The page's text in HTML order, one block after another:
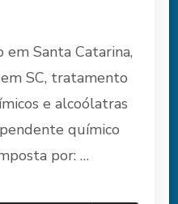
em Santa Catarina,
SC, tratamento
e alcoólatras
químico
por: …